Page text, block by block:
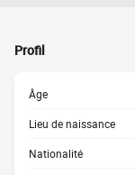
Profil
Âge
Lieu de naissance
Nationalité